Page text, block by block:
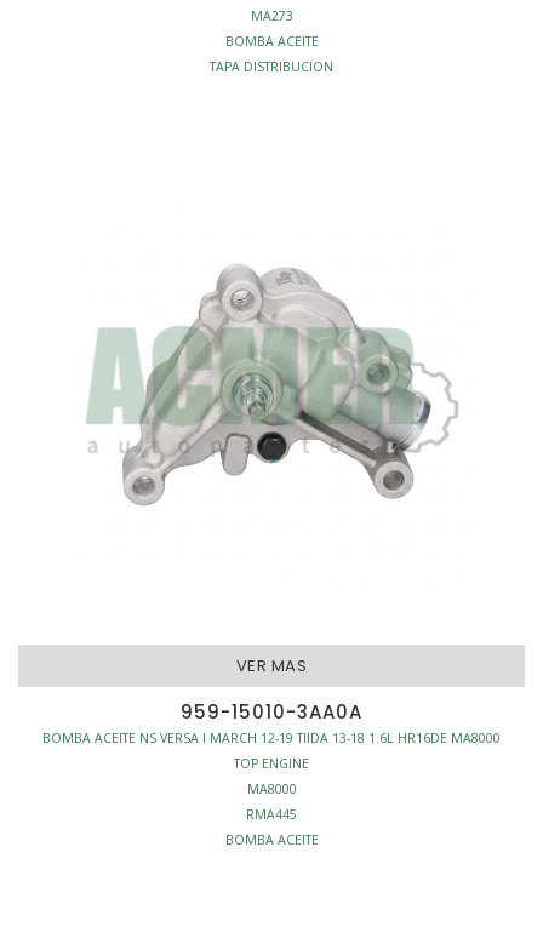
MA273
BOMBA ACEITE
TAPA DISTRIBUCION
VER MAS
959-15010-3AA0A
BOMBA ACEITE NS VERSA I MARCH 12-19 TIIDA 13-18 1.6L HR16DE MA8000
TOP ENGINE
MA8000
RMA445
BOMBA ACEITE